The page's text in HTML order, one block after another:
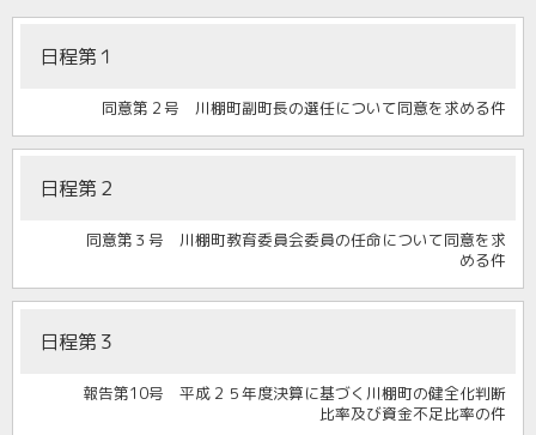
日程第１
同意第２号 川棚町副町長の選任について同意を求める件
日程第２
同意第３号 川棚町教育委員会委員の任命について同意を求
める件
日程第３
報告第10号 平成２５年度決算に基づく川棚町の健全化判断
比率及び資金不足比率の件